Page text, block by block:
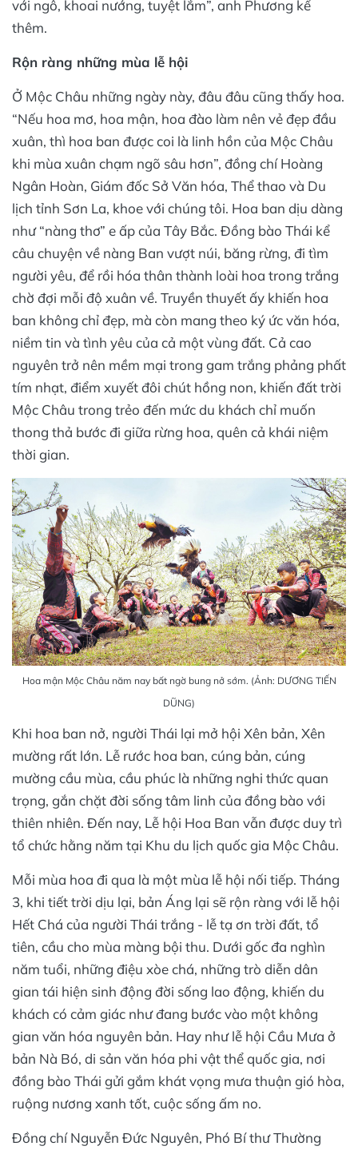
với ngô, khoai nướng, tuyệt lắm”, anh Phương kể
thêm.
Rộn ràng những mùa lễ hội
Ở Mộc Châu những ngày này, đâu đâu cũng thấy hoa.
“Nếu hoa mơ, hoa mận, hoa đào làm nên vẻ đẹp đầu
xuân, thì hoa ban được coi là linh hồn của Mộc Châu
khi mùa xuân chạm ngõ sâu hơn”, đồng chí Hoàng
Ngân Hoàn, Giám đốc Sở Văn hóa, Thể thao và Du
lịch tỉnh Sơn La, khoe với chúng tôi. Hoa ban dịu dàng
như “nàng thơ” e ấp của Tây Bắc. Đồng bào Thái kể
câu chuyện về nàng Ban vượt núi, băng rừng, đi tìm
người yêu, để rồi hóa thân thành loài hoa trong trắng
chờ đợi mỗi độ xuân về. Truyền thuyết ấy khiến hoa
ban không chỉ đẹp, mà còn mang theo ký ức văn hóa,
niềm tin và tình yêu của cả một vùng đất. Cả cao
nguyên trở nên mềm mại trong gam trắng phảng phất
tím nhạt, điểm xuyết đôi chút hồng non, khiến đất trời
Mộc Châu trong trẻo đến mức du khách chỉ muốn
thong thả bước đi giữa rừng hoa, quên cả khái niệm
thời gian.
Hoa mận Mộc Châu năm nay bất ngờ bung nở sớm. (Ảnh: DƯƠNG TIẾN
DŨNG)
Khi hoa ban nở, người Thái lại mở hội Xên bản, Xên
mường rất lớn. Lễ rước hoa ban, cúng bản, cúng
mường cầu mùa, cầu phúc là những nghi thức quan
trọng, gắn chặt đời sống tâm linh của đồng bào với
thiên nhiên. Đến nay, Lễ hội Hoa Ban vẫn được duy trì
tổ chức hằng năm tại Khu du lịch quốc gia Mộc Châu.
Mỗi mùa hoa đi qua là một mùa lễ hội nối tiếp. Tháng
3, khi tiết trời dịu lại, bản Áng lại sẽ rộn ràng với lễ hội
Hết Chá của người Thái trắng - lễ tạ ơn trời đất, tổ
tiên, cầu cho mùa màng bội thu. Dưới gốc đa nghìn
năm tuổi, những điệu xòe chá, những trò diễn dân
gian tái hiện sinh động đời sống lao động, khiến du
khách có cảm giác như đang bước vào một không
gian văn hóa nguyên bản. Hay như lễ hội Cầu Mưa ở
bản Nà Bó, di sản văn hóa phi vật thể quốc gia, nơi
đồng bào Thái gửi gắm khát vọng mưa thuận gió hòa,
ruộng nương xanh tốt, cuộc sống ấm no.
Đồng chí Nguyễn Đức Nguyên, Phó Bí thư Thường